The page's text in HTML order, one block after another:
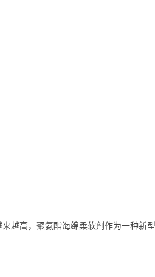
越高，聚氨酯海绵柔软剂作为一种新